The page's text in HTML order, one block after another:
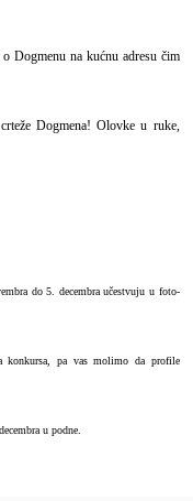
Dogmenu na kućnu adresu čim
Dogmena! Olovke u ruke,
do 5. decembra učestvuju u foto-
pa vas molimo da profile
u podne.